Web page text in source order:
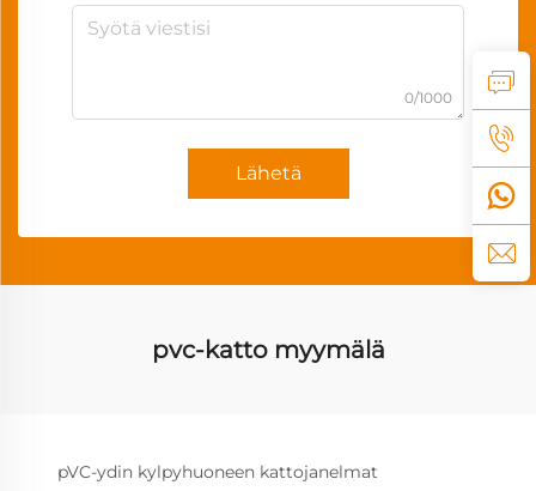
0/1000
Lähetä
pvc-katto myymälä
pVC-ydin kylpyhuoneen kattojanelmat